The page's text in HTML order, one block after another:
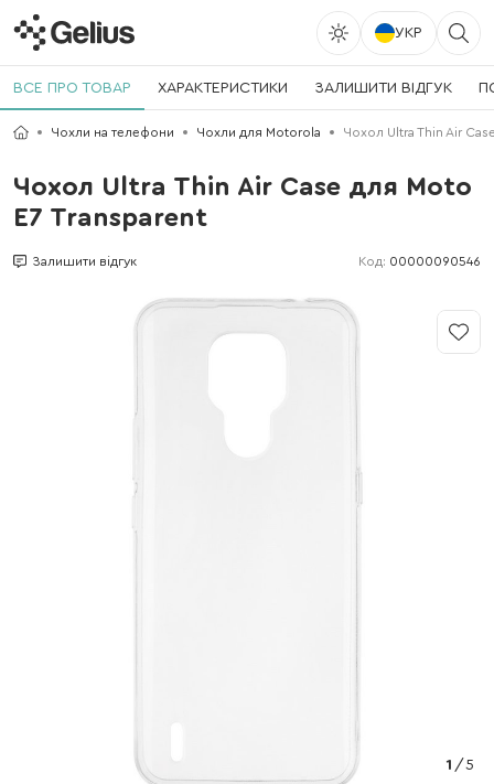
УКР
ВСЕ ПРО ТОВАР ХАРАКТЕРИСТИКИ ЗАЛИШИТИ ВІДГУК
Чохли на телефони Чохли для Motorola Чохол Ultra Thin Air
Чохол Ultra Thin Air Case для Moto
E7 Transparent
Залишити відгук Код: 00000090546
1 /5